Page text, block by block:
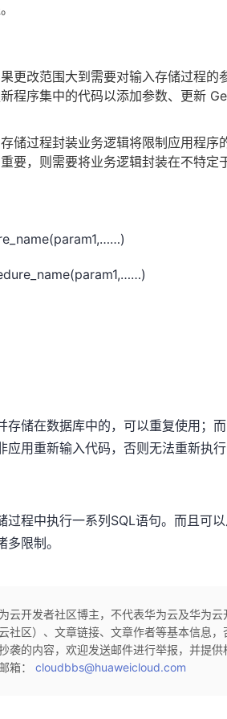
更改范围大到需要对输入存储过程的
程序集中的代码以添加参数、更新
储过程封装业务逻辑将限制应用程序
要，则需要将业务逻辑封装在不特定
存储在数据库中的，可以重复使用；
应用重新输入代码，否则无法重新执行
程中执行一系列SQL语句。而且可以
限制。
云开发者社区博主，不代表华为云及华为
社区）、文章链接、文章作者等基本信息
袭的内容，欢迎发送邮件进行举报，并提
箱：cloudbbs@huaweicloud.com